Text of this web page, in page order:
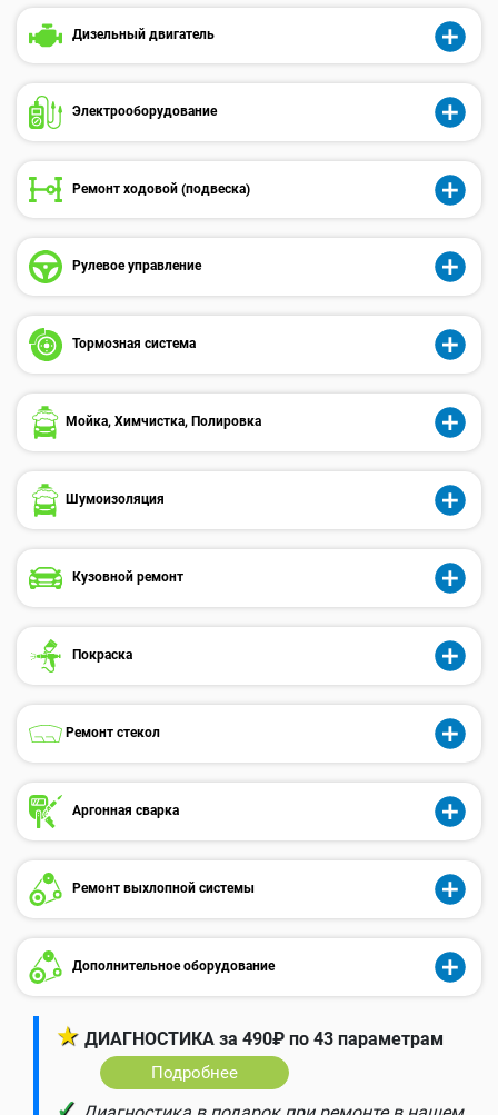
Дизельный двигатель
Электрооборудованиe
Ремонт ходовой (подвеска)
Рулевое управление
Тормозная система
Мойка, Химчистка, Полировка
Шумоизоляция
Кузовной ремонт
Покраска
Ремонт стекол
Аргонная сварка
Ремонт выхлопной системы
Дополнительное оборудование
★ ДИАГНОСТИКА за 490₽ по 43 параметрам
Подробнее